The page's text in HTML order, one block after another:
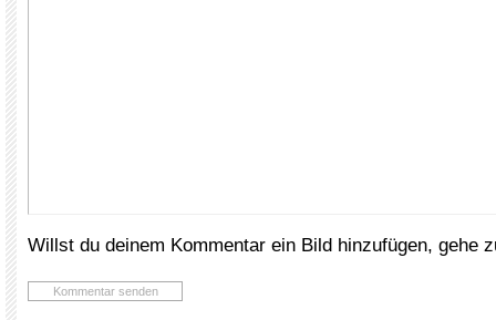
Willst du deinem Kommentar ein Bild hinzufügen, gehe